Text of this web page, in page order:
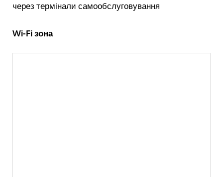
через термінали самообслуговування
Wi-Fi зона